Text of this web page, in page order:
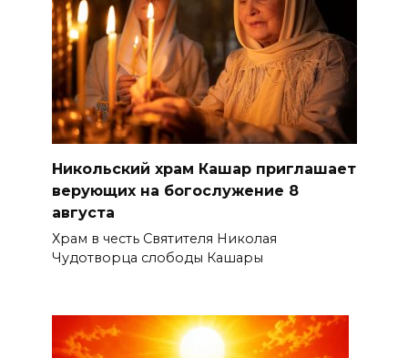
Никольский храм Кашар приглашает
верующих на богослужение 8
августа
Храм в честь Святителя Николая
Чудотворца слободы Кашары